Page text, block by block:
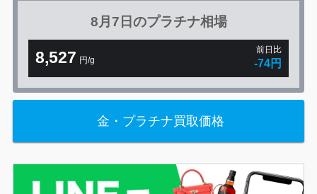
8月7日のプラチナ相場
8,527 円/g
前日比
-74円
金・プラチナ買取価格